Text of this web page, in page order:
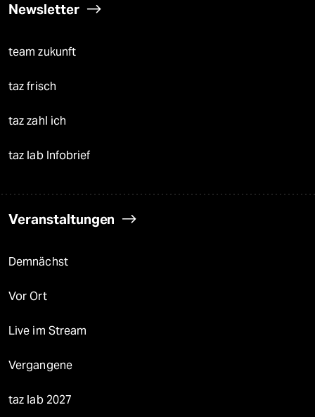
Newsletter
team zukunft
taz frisch
taz zahl ich
taz lab Infobrief
Veranstaltungen
Demnächst
Vor Ort
Live im Stream
Vergangene
taz lab 2027